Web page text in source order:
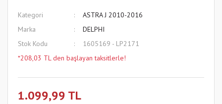
Kategori
ASTRA J 2010-2016
Marka
DELPHI
Stok Kodu
1605169 - LP2171
*208,03 TL den başlayan taksitlerle!
1.099,99 TL